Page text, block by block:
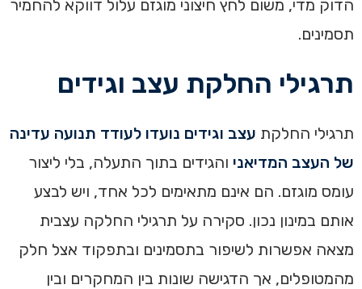
הדוק מדי, משום לחץ חיצוני מוגזם עלול דווקא להחמיר
תסמינים.
תרגילי החלקת עצב וגידים
תרגילי החלקת עצב וגידים נועדו לעודד תנועה עדינה
של העצב המדיאני והגידים בתוך התעלה, בלי ליצור
עומס מוגזם. הם אינם מתאימים לכל אחד, ויש לבצע
אותם במינון נכון. סקירה על תרגילי החלקה עצבית
מצאה אפשרות לשיפור בתסמינים ובתפקוד אצל חלק
מהמטופלים, אך הדגישה שונות בין המחקרים ובין